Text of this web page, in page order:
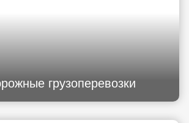
грузоперевозки